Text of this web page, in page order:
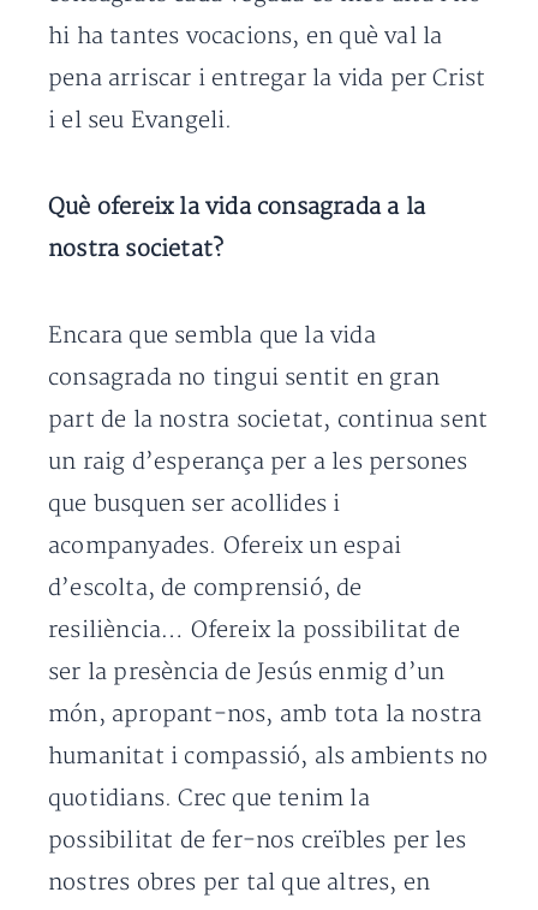
hi ha tantes vocacions, en què val la
pena arriscar i entregar la vida per Crist
i el seu Evangeli.
Què ofereix la vida consagrada a la
nostra societat?
Encara que sembla que la vida
consagrada no tingui sentit en gran
part de la nostra societat, continua sent
un raig d’esperança per a les persones
que busquen ser acollides i
acompanyades. Ofereix un espai
d’escolta, de comprensió, de
resiliència… Ofereix la possibilitat de
ser la presència de Jesús enmig d’un
món, apropant-nos, amb tota la nostra
humanitat i compassió, als ambients no
quotidians. Crec que tenim la
possibilitat de fer-nos creïbles per les
nostres obres per tal que altres, en